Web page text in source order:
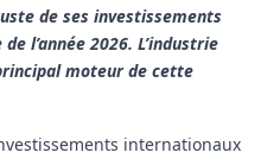
de ses investissements
l’année 2026. L’industrie
moteur de cette
internationaux